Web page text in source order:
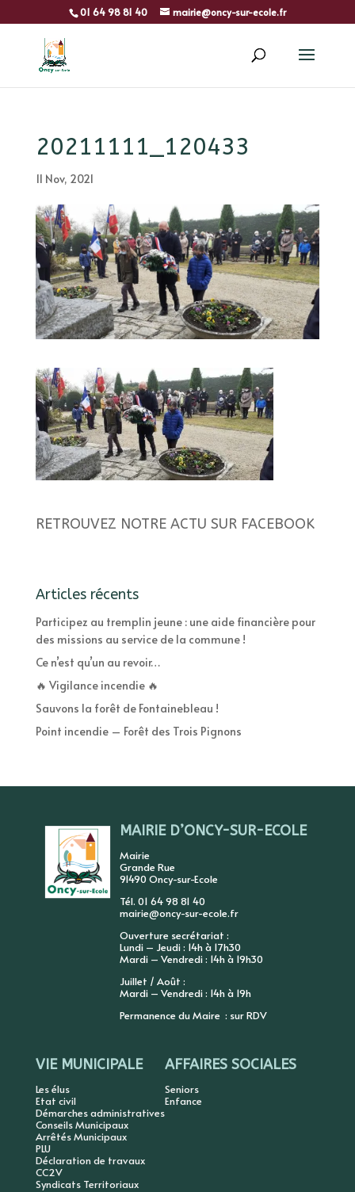
01 64 98 81 40 mairie@oncy-sur-ecole.fr
20211111_120433
11 Nov, 2021
RETROUVEZ NOTRE ACTU SUR FACEBOOK
Articles récents
Participez au tremplin jeune : une aide financière pour
des missions au service de la commune !
Ce n’est qu’un au revoir…
🔥 Vigilance incendie 🔥
Sauvons la forêt de Fontainebleau !
Point incendie – Forêt des Trois Pignons
MAIRIE D’ONCY-SUR-ECOLE
Mairie
Grande Rue
91490 Oncy-sur-Ecole
Tél. 01 64 98 81 40
mairie@oncy-sur-ecole.fr
Ouverture secrétariat :
Lundi – Jeudi : 14h à 17h30
Mardi – Vendredi : 14h à 19h30
Juillet / Août :
Mardi – Vendredi : 14h à 19h
Permanence du Maire : sur RDV
VIE MUNICIPALE
Les élus
Etat civil
Démarches administratives
Conseils Municipaux
Arrêtés Municipaux
PLU
Déclaration de travaux
CC2V
Syndicats Territoriaux
AFFAIRES SOCIALES
Seniors
Enfance